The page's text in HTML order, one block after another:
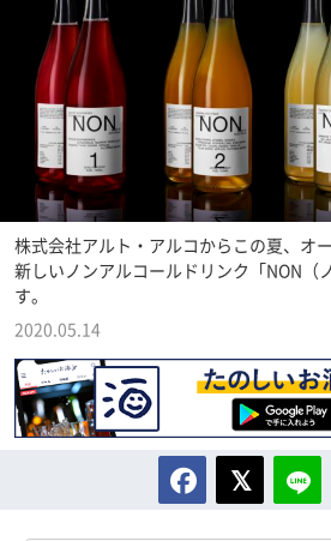
株式会社アルト・アルコからこの夏、オ
新しいノンアルコールドリンク「NON（
す。
2020.05.14